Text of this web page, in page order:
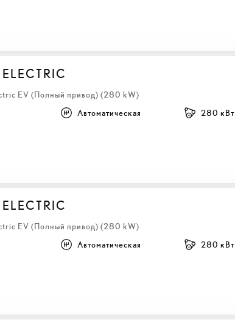
EV (Полный привод) (280 kW)
Автоматическая 280 кВт
EV (Полный привод) (280 kW)
Автоматическая 280 кВт